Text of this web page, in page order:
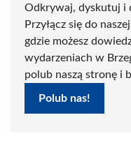
Odkrywaj, dyskutuj i
Przyłącz się do
gdzie możesz
wydarzeniach w
polub naszą stronę i
Polub nas!